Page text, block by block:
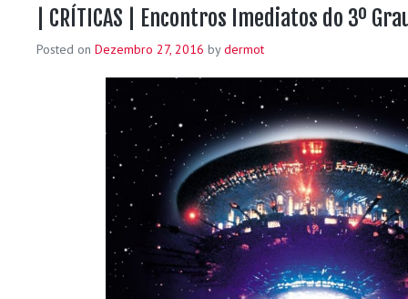
| CRÍTICAS | Encontros Imediatos do 3º
Posted on Dezembro 27, 2016 bydermot